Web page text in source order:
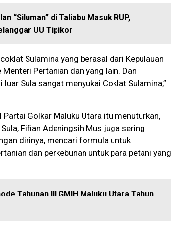
“Siluman” di Taliabu Masuk RUP,
UU Tipikor
Sulamina yang berasal dari Kepulauan
Pertanian dan yang lain. Dan
Sula sangat menyukai Coklat Sulamina,”
Partai Golkar Maluku Utara itu menuturkan,
Fifian Adeningsih Mus juga sering
dirinya, mencari formula untuk
dan perkebunan untuk para petani yang
Tahunan III GMIH Maluku Utara Tahun